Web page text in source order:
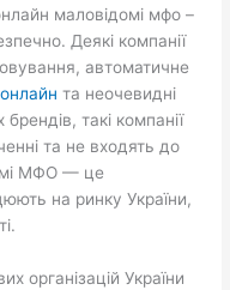
маловідомі мфо –
Деякі компанії
автоматичне
та неочевидні
такі компанії
та не входять до
МФО — це
на ринку України,
організацій України